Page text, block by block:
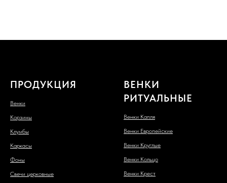
ПРОДУКЦИЯ
Венки
Корзины
Клумбы
Каркасы
Фоны
Свечи церковные
ВЕНКИ
РИТУАЛЬНЫЕ
Венки Капля
Венки Европейские
Венки Круглые
Венки Кольцо
Венки Крест